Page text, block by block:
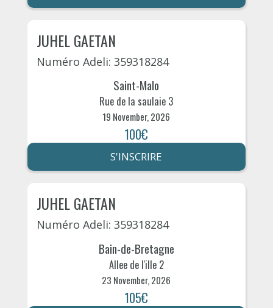
JUHEL GAETAN
Numéro Adeli: 359318284
Saint-Malo
Rue de la saulaie 3
19 November, 2026
100€
S'INSCRIRE
JUHEL GAETAN
Numéro Adeli: 359318284
Bain-de-Bretagne
Allee de l'ille 2
23 November, 2026
105€